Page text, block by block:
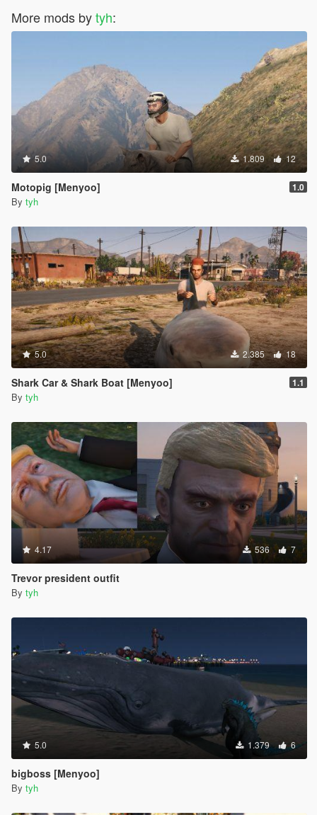
More mods bytyh:
5.0 1.809 12
Motopig [Menyoo] 1.0
By tyh
5.0 2.385 18
Shark Car & Shark Boat [Menyoo] 1.1
By tyh
4.17 536 7
Trevor president outfit
By tyh
5.0 1.379 6
bigboss [Menyoo]
By tyh